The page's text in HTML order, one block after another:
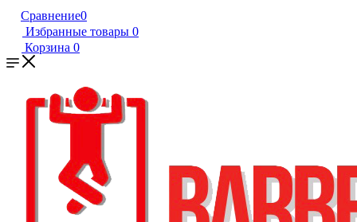
Сравнение0
Избранные товары 0
Корзина 0